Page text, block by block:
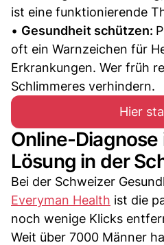
ist eine funktionierende
• Gesundheit schützen:
oft ein Warnzeichen für
Erkrankungen. Wer früh
Schlimmeres verhindern.
Hier
Online-Diagnose
Lösung in der
Bei der Schweizer
Everyman Health ist die
noch wenige Klicks
Weit über 7000 Männer